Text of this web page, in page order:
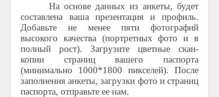
На основе данных из анкеты, будет
составлена ваша презентация и профиль.
Добавьте не менее пяти фотографий
высокого качества (портретных фото и в
полный рост). Загрузите цветные скан-
копии страниц вашего паспорта
(минимально 1000*1800 пикселей). После
заполнения анкеты, загрузки фото и страниц
паспорта, отправьте ее нам.